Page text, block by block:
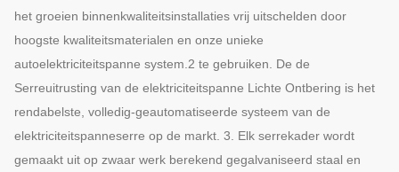
het groeien binnenkwaliteitsinstallaties vrij uitschelden door
hoogste kwaliteitsmaterialen en onze unieke
autoelektriciteitspanne system.2 te gebruiken. De de
Serreuitrusting van de elektriciteitspanne Lichte Ontbering is het
rendabelste, volledig-geautomatiseerde systeem van de
elektriciteitspanneserre op de markt. 3. Elk serrekader wordt
gemaakt uit op zwaar werk berekend gegalvaniseerd staal en